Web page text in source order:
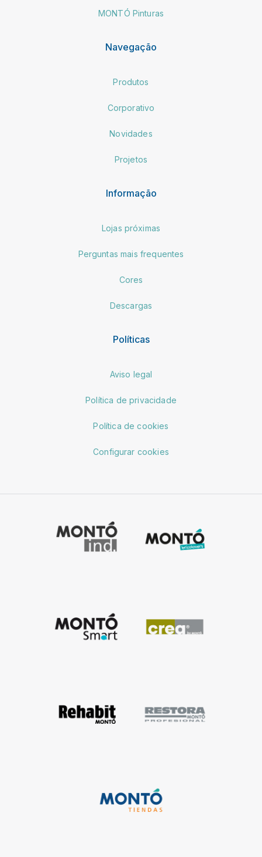
MONTÓ Pinturas
Navegação
Produtos
Corporativo
Novidades
Projetos
Informação
Lojas próximas
Perguntas mais frequentes
Cores
Descargas
Políticas
Aviso legal
Política de privacidade
Política de cookies
Configurar cookies